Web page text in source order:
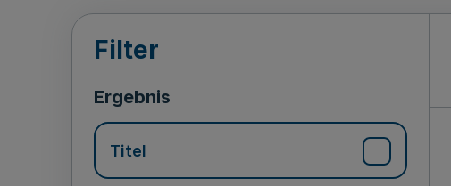
Suchergebnisse
Filter
Ergebnis
Titel